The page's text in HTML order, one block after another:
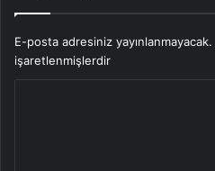
E-posta adresiniz yayınlanmayacak.
işaretlenmişlerdir